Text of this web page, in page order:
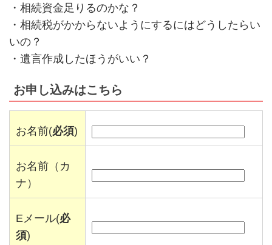
・相続資金足りるのかな？
・相続税がかからないようにするにはどうしたらい
いの？
・遺言作成したほうがいい？
お申し込みはこちら
お名前(必須)
お名前（カ
ナ）
Eメール(必
須)